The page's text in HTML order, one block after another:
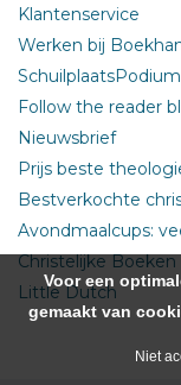
Klantenservice
Werken bij
SchuilplaatsPodium
Follow the reader
Nieuwsbrief
Prijs beste
Bestverkochte
Avondmaalcups:
Christelijke Boeken
Little Dutch
Voor een
gemaakt van
Niet